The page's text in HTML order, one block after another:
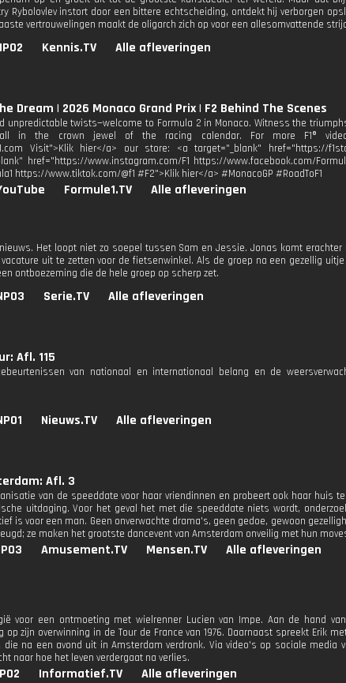
Rybolovlev instort door een bittere echtscheiding, ontdekt hij verborgen
vertrouwelingen maakt de oligarch zich op voor een allesomvattende
Kennis.TV Alle afleveringen
Dream | 2026 Monaco Grand Prix | F2 Behind The Scenes
unpredictable twists—welcome to Formula 2 in Monaco. Witness the
in the crown jewel of the racing calendar. For more F1®
Visit">Klik hier</a> our store: <a target="_blank" href="https://
href="https://www.instagram.com/F1 https://www.facebook.com/
https://www.tiktok.com/@f1 #F2">Klik hier</a> #MonacoGP #RoadToF1
Formule1.TV Alle afleveringen
Het loopt niet zo soepel tussen Sam en Jessie. Jonas komt
uit te zetten voor de fietsenwinkel. Als de groep na een gezellig
ontboezeming die de hele groep op scherp zet.
Serie.TV Alle afleveringen
Afl. 115
van nationaal en internationaal belang en de
Nieuws.TV Alle afleveringen
Afl. 3
van de speeddate voor haar vriendinnen en probeert ook haar huis
uitdaging. Voor het geval het met die speeddate niets wordt,
is voor een man. Geen onverwachte drama's, geen gedoe, gewoon
ze maken het grootste dancevent van Amsterdam onveilig met hun
Amusement.TV Mensen.TV Alle afleveringen
voor een ontmoeting met wielrenner Lucien van Impe. Aan de hand
op zijn overwinning in de Tour de France van 1976. Daarnaast spreekt Erik
die na een avond uit in Amsterdam verdronk. Via video's op sociale media
naar hoe het leven verdergaat na verlies.
Informatief.TV Alle afleveringen